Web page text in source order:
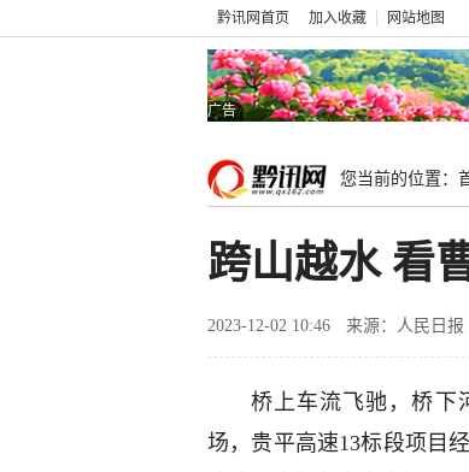
黔讯网首页 加入收藏 网站地图
广告
您当前的位置：
跨山越水 看
2023-12-02 10:46 来源：人民日报
桥上车流飞驰，桥下
场，贵平高速13标段项目